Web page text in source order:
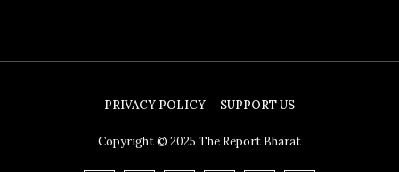
PRIVACY POLICY SUPPORT US
Copyright © 2025 The Report Bharat